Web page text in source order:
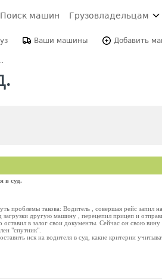
Поиск машин Грузовладельцам
Ваши машины Добавить
в суд.
проблемы такова: Водитель , совершая рейс
загрузки другую машину , перецепил прицеп и
оставил в залог свои документы. Сейчас он свою
"спутник".
иск на водителя в суд, какие критерии